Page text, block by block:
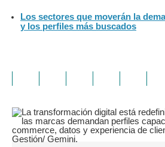
Los sectores que moverán la
y los perfiles más buscados